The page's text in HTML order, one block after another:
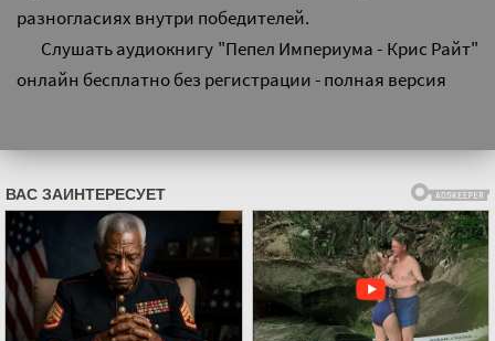
разногласиях внутри победителей.
Слушать аудиокнигу "Пепел Империума - Крис Райт"
онлайн бесплатно без регистрации - полная версия